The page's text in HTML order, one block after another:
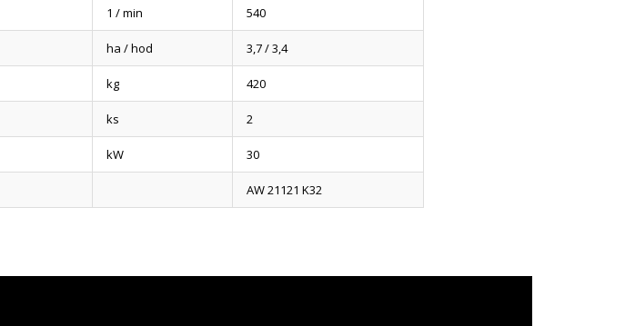
1 / min 540
ha / hod 3,7 / 3,4
kg 420
ks 2
kW 30
AW 21121 K32